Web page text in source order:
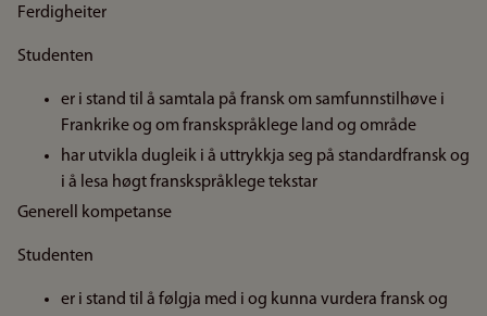
Ferdigheiter
Studenten
er i stand til å samtala på fransk om samfunnstilhøve i
Frankrike og om franskspråklege land og område
har utvikla dugleik i å uttrykkja seg på standardfransk og
i å lesa høgt franskspråklege tekstar
Generell kompetanse
Studenten
er i stand til å følgja med i og kunna vurdera fransk og